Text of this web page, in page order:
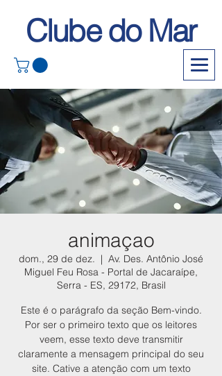
Clube do Mar
animaçao
dom., 29 de dez.
  |
Av. Des. Antônio José
Miguel Feu Rosa - Portal de Jacaraípe,
Serra - ES, 29172, Brasil
Este é o parágrafo da seção Bem-vindo.
Por ser o primeiro texto que os leitores
veem, esse texto deve transmitir
claramente a mensagem principal do seu
site. Cative a atenção com um texto